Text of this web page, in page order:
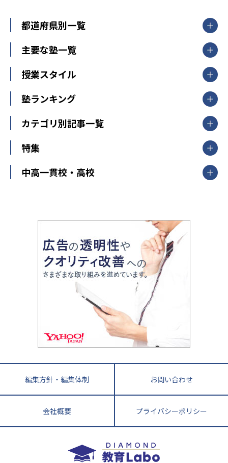
都道府県別一覧
北海道・東北
山形県
福島県
関東
東京都
神奈川県
茨城県
栃木県
群馬県
新潟県
中部
愛知県
静岡県
長野県
大阪府
兵庫県 京都府 奈良県
和歌山県
鳥取県
島根県 岡山県 広島県
香川県
高知県
長崎県 熊本県
鹿児島県 沖縄県
主要な塾一覧
【掲載塾一覧を見る】
東京個別指導学院
明光義塾
個別教室のトライ
武田塾
授業スタイル
個別指導
オンライン指導
塾ランキング
中学受験ランキング
カテゴリ別記事一覧
中学受験
大学受験
教育全般
中学受験に熱心な市区町村ランキング
小学校受験
家庭教師
特集
開成番長直伝！子どもの受験を成功させる方法
運動と遊びを考える
情報Ⅰ、数学が苦手な人注目！最短距離の学力
アップ法
悩み多き「大学受験」相談室
英語・英会話・英検対策
小学校教師が解説！中学受験のリアル
教育ジャーナリストが徹底解説！ 大学受験の羅
中高一貫校・高校
大学入試改革
ママテクエグザム
進化する中高一貫校・高校
編集方針・編集体制 お問い合わせ
会社概要 プライバシーポリシー